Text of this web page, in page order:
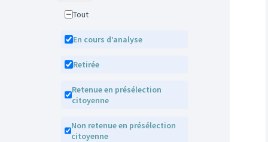
Tout
En cours d’analyse
Retirée
Retenue en présélection
citoyenne
Non retenue en présélection
citoyenne